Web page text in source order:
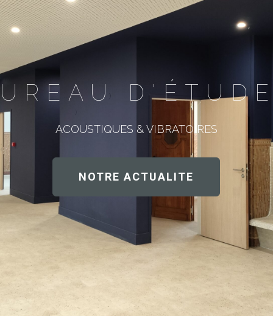
ACOUSTIQUES & VIBRATOIRES
NOTRE ACTUALITE